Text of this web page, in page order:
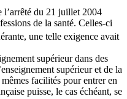
l’arrêté du 21 juillet 2004
de la santé. Celles-ci
une telle exigence avait
supérieur dans des
supérieur et de la
facilités pour entrer en
puisse, le cas échéant, se